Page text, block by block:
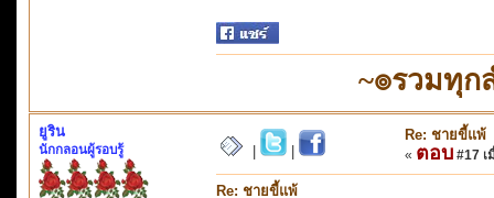
~๏รวมทุ
ยูริน
นักกลอนผู้รอบรู้
Re: ชายขี้แพ้
« ตอบ #17 เ
Re: ชายขี้แพ้